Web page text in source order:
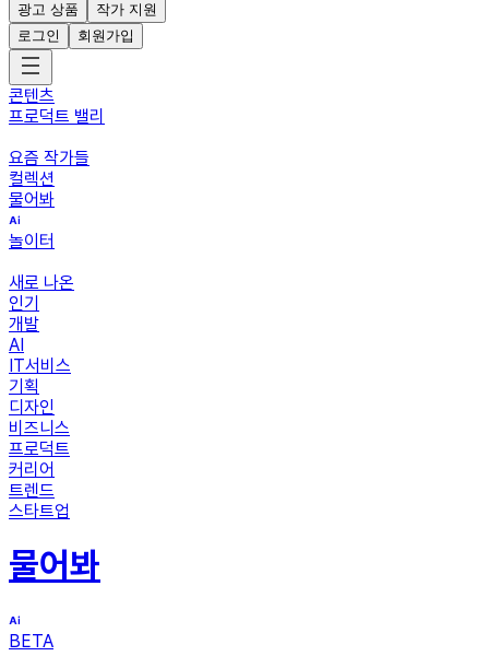
광고 상품
작가 지원
로그인
회원가입
콘텐츠
프로덕트 밸리
요즘 작가들
컬렉션
물어봐
놀이터
새로 나온
인기
개발
AI
IT서비스
기획
디자인
비즈니스
프로덕트
커리어
트렌드
스타트업
물어봐
BETA